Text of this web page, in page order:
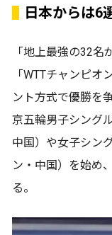
日本からは6
「地上最強の32
「WTTチャンピ
ント方式で優勝を
京五輪男子シング
中国）や女子シン
ン・中国）を始め
る。